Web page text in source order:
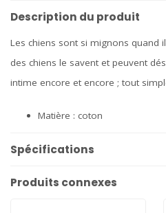
Description du produit
Les chiens sont si mignons quand
des chiens le savent et peuvent
intime encore et encore ; tout
Matière : coton
Spécifications
Produits connexes